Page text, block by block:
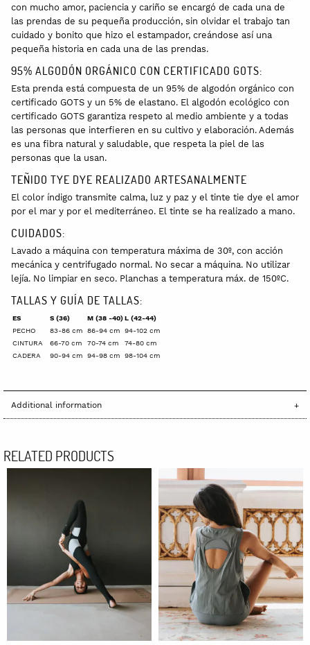
con mucho amor, paciencia y cariño se encargó de cada una de
las prendas de su pequeña producción, sin olvidar el trabajo tan
cuidado y bonito que hizo el estampador, creándose así una
pequeña historia en cada una de las prendas.
95% ALGODÓN ORGÁNICO CON CERTIFICADO GOTS:
Esta prenda está compuesta de un 95% de algodón orgánico con
certificado GOTS y un 5% de elastano. El algodón ecológico con
certificado GOTS garantiza respeto al medio ambiente y a todas
las personas que interfieren en su cultivo y elaboración. Además
es una fibra natural y saludable, que respeta la piel de las
personas que la usan.
TEÑIDO TYE DYE REALIZADO ARTESANALMENTE
El color índigo transmite calma, luz y paz y el tinte tie dye el amor
por el mar y por el mediterráneo. El tinte se ha realizado a mano.
CUIDADOS:
Lavado a máquina con temperatura máxima de 30º, con acción
mecánica y centrifugado normal. No secar a máquina. No utilizar
lejía. No limpiar en seco. Planchas a temperatura máx. de 150ºC.
TALLAS Y GUÍA DE TALLAS:
ES S (36) M (38 -40)L (42-44)
PECHO
83-86 cm 86-94 cm
94-102 cm
CINTURA
66-70 cm 70-74 cm
74-80 cm
CADERA
90-94 cm 94-98 cm 98-104 cm
Additional information
RELATED PRODUCTS